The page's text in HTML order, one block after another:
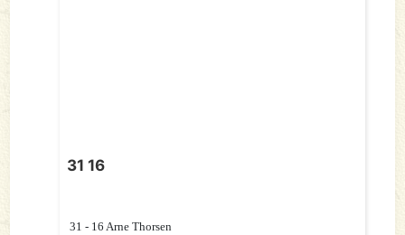
31 16
31 - 16 Arne Thorsen